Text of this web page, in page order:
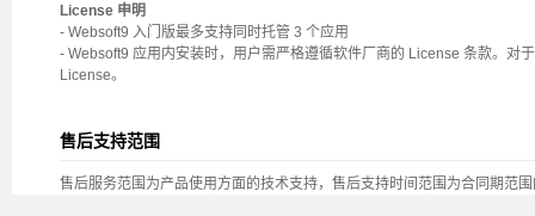
License 申明
- Websoft9 入门版最多支持同时托管 3 个应用
- Websoft9 应用内安装时，用户需严格遵循软件厂商的 License 条款。对
License。
售后支持范围
售后服务范围为产品使用方面的技术支持，售后支持时间范围为合同期范